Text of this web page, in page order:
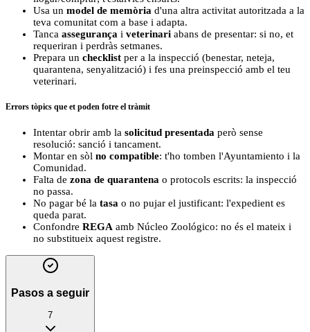
Usa un model de memòria d'una altra activitat autoritzada a la
teva comunitat com a base i adapta.
Tanca assegurança i veterinari abans de presentar: si no, et
requeriran i perdràs setmanes.
Prepara un checklist per a la inspecció (benestar, neteja,
quarantena, senyalització) i fes una preinspecció amb el teu
veterinari.
Errors tòpics que et poden fotre el tràmit
Intentar obrir amb la solicitud presentada però sense
resolució: sanció i tancament.
Montar en sòl no compatible: t'ho tomben l'Ayuntamiento i la
Comunidad.
Falta de zona de quarantena o protocols escrits: la inspecció
no passa.
No pagar bé la tasa o no pujar el justificant: l'expedient es
queda parat.
Confondre REGA amb Núcleo Zoológico: no és el mateix i
no substitueix aquest registre.
Pasos a seguir
7